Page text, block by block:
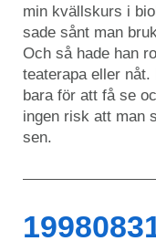
min kvällskurs i
sade sånt man
Och så hade han
teaterapa eller
bara för att få se
ingen risk att man
sen.